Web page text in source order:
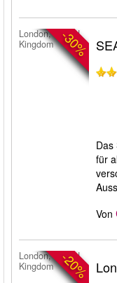
-30%
London, United
Kingdom
Das
für
Von
-20%
London, United
Kingdom